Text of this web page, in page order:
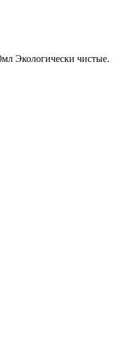
Экологически чистые.